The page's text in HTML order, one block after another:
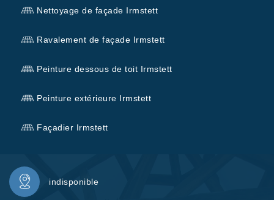
Nettoyage de façade Irmstett
Ravalement de façade Irmstett
Peinture dessous de toit Irmstett
Peinture extérieure Irmstett
Façadier Irmstett
indisponible